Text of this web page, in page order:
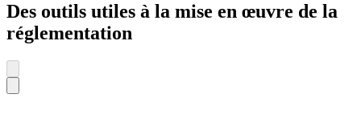
Des outils utiles à la mise en œuvre de la
réglementation